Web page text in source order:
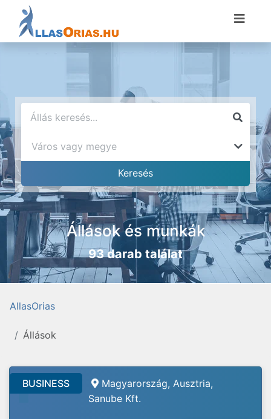
Állások és munkák
93 darab találat
AllasOrias
Állások
BUSINESS
Magyarország, Ausztria,
Sanube Kft.